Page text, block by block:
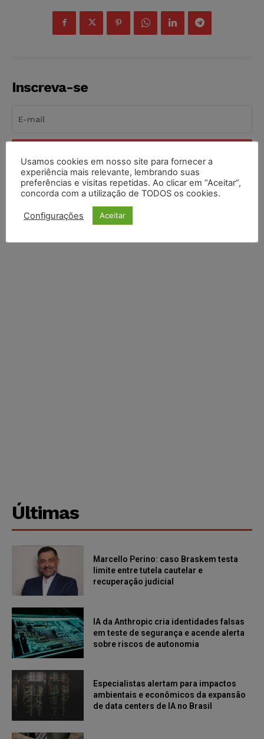
Inscreva-se
Li e aceito a Política de Privacidade.
Últimas
Marcello Perino: caso Braskem testa
limite entre tutela cautelar e
recuperação judicial
IA da Anthropic cria identidades falsas
em teste de segurança e acende alerta
sobre riscos de autonomia
Especialistas alertam para impactos
ambientais e econômicos da expansão
de data centers de IA no Brasil
Usamos cookies em nosso site para fornecer a
experiência mais relevante, lembrando suas
preferências e visitas repetidas. Ao clicar em “Aceitar”,
concorda com a utilização de TODOS os cookies.
Configurações Aceitar